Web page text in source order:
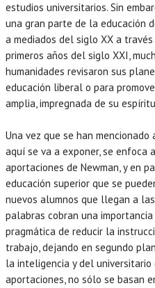
estudios universitarios. Sin
una gran parte de la educación
a mediados del siglo XX a
primeros años del siglo XXI,
humanidades revisaron sus
educación liberal o para
amplia, impregnada de su
Una vez que se han
aquí se va a exponer, se enfoca
aportaciones de Newman, y en
educación superior que se
nuevos alumnos que llegan a
palabras cobran una
pragmática de reducir la
trabajo, dejando en segundo
la inteligencia y del universitario
aportaciones, no sólo se basan